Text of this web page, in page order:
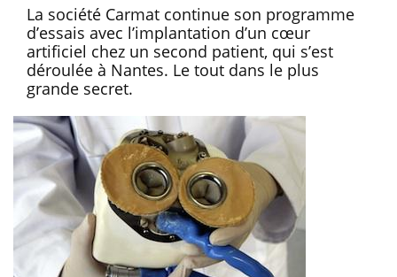
La société Carmat continue son programme
d’essais avec l’implantation d’un cœur
artificiel chez un second patient, qui s’est
déroulée à Nantes. Le tout dans le plus
grande secret.